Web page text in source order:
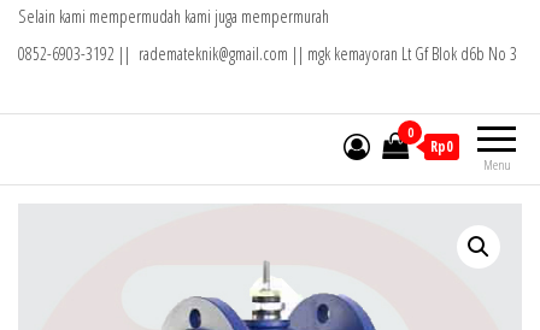
Selain kami mempermudah kami juga mempermurah
0852-6903-3192 || rademateknik@gmail.com || mgk kemayoran Lt Gf Blok d6b No 3
Menu
0
Rp0